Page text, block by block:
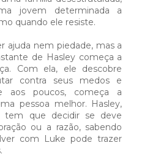
jovem determinada a
quando ele resiste.⁣
ajuda nem piedade, mas a
de Hasley começa a
Com ela, ele descobre
contra seus medos e
aos poucos, começa a
pessoa melhor. Hasley,
tem que decidir se deve
ou a razão, sabendo
com Luke pode trazer